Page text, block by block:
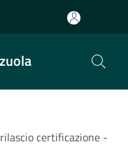
certificazione -